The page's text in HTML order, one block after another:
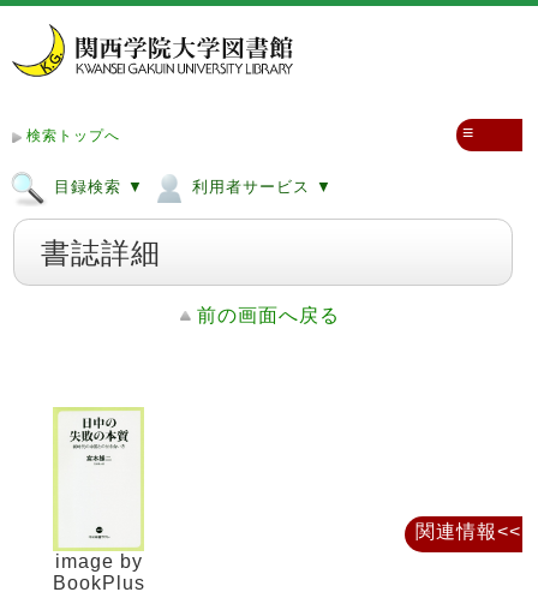
検索トップへ
目録検索 ▼ 利用者サービス ▼
≡
書誌詳細
前の画面へ戻る
image by
BookPlus
関連情報<<